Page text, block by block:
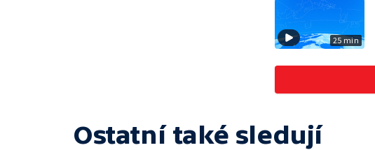
25 min
Ostatní také sledují